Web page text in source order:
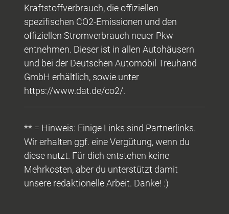
Kraftstoffverbrauch, die offiziellen
spezifischen CO2-Emissionen und den
offiziellen Stromverbrauch neuer Pkw
entnehmen. Dieser ist in allen Autohäusern
und bei der Deutschen Automobil Treuhand
GmbH erhältlich, sowie unter
https://www.dat.de/co2/.
** = Hinweis: Einige Links sind Partnerlinks.
Wir erhalten ggf. eine Vergütung, wenn du
diese nutzt. Für dich entstehen keine
Mehrkosten, aber du unterstützt damit
unsere redaktionelle Arbeit. Danke! :)